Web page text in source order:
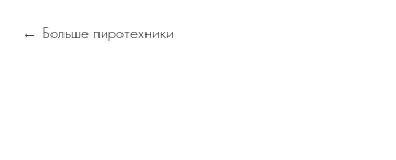
Больше пиротехники